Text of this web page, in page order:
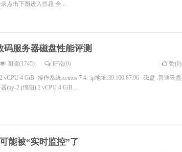
点击下图进入答题 全...
码服务器磁盘性能评测
阅读(1745) 评论(0) 赞(0)
vCPU 4 GiB 操作系统:centos 7.4 ip地址:39.100.87.96 磁盘 :普通云盘
my-2 (绵阳) 2 vCPU 4 GiB ...
能被“实时监控”了